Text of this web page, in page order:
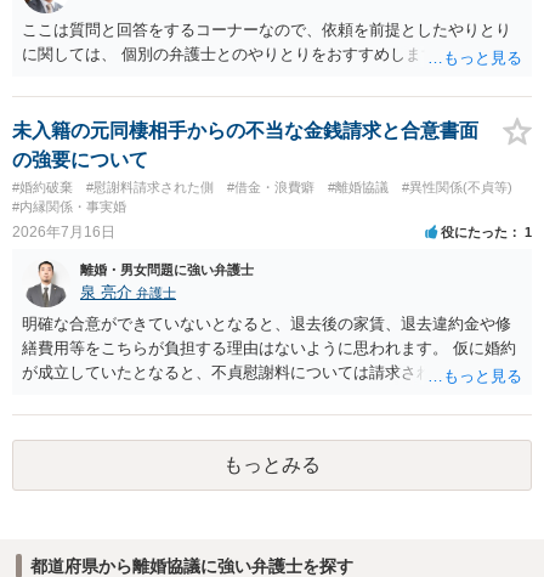
ここは質問と回答をするコーナーなので、依頼を前提としたやりとり
に関しては、 個別の弁護士とのやりとりをおすすめします。
未入籍の元同棲相手からの不当な金銭請求と合意書面
の強要について
#婚約破棄 #慰謝料請求された側 #借金・浪費癖 #離婚協議
#異性関係(不貞等)
#内縁関係・事実婚
2026年7月16日 役にたった 1
離婚・男女問題に強い弁護士
泉 亮介 弁護士
明確な合意ができていないとなると、退去後の家賃、退去違約金や修
繕費用等をこちらが負担する理由はないように思われます。 仮に婚約
が成立していたとなると、不貞慰謝料については請求される可能性が
れば早めに弁護士に相談し、弁護士から回答をさせると良いでしょ
う。
もっとみる
都道府県から離婚協議に強い弁護士を探す